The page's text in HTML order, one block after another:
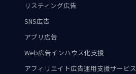
リスティング広告
SNS広告
アプリ広告
Web広告インハウス化支援
アフィリエイト広告運用支援サービス